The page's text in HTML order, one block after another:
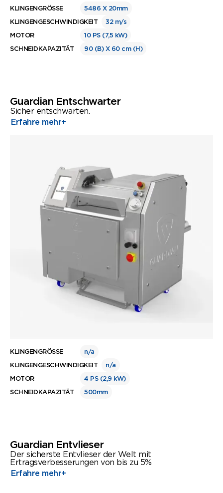
KLINGENGRÖSSE
5486 X 20mm
KLINGENGESCHWINDIGKEIT
32 m/s
MOTOR
10 PS (7,5 kW)
SCHNEIDKAPAZITÄT
90 (B) X 60 cm (H)
Guardian Entschwarter
Sicher entschwarten.
Erfahre mehr+
KLINGENGRÖSSE
n/a
KLINGENGESCHWINDIGKEIT
n/a
MOTOR
4 PS (2,9 kW)
SCHNEIDKAPAZITÄT
500mm
Guardian Entvlieser
Der sicherste Entvlieser der Welt mit
Ertragsverbesserungen von bis zu 5%
Erfahre mehr+